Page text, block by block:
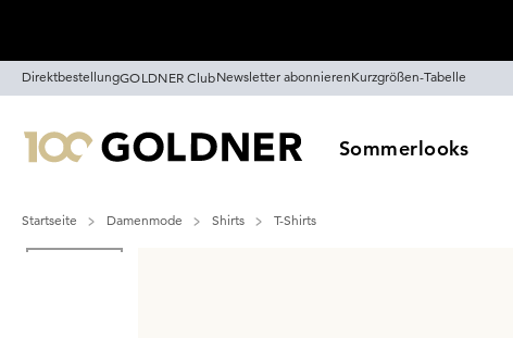
DirektbestellungGOLDNER ClubNewsletter abonnierenKurzgrößen-Tabelle
Sommerlooks
Startseite Damenmode Shirts
T-Shirts